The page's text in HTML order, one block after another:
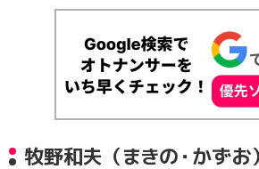
牧野和夫（まきの・かず